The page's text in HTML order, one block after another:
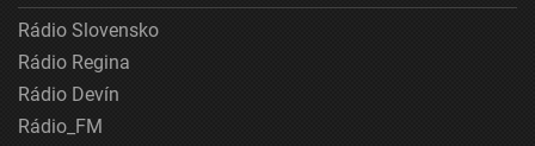
Rádio Slovensko
Rádio Regina
Rádio Devín
Rádio_FM